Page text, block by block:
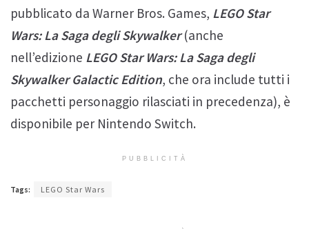
pubblicato da Warner Bros. Games, LEGO Star
Wars: La Saga degli Skywalker(anche
nell’edizione LEGO Star Wars: La Saga degli
Skywalker Galactic Edition, che ora include tutti i
pacchetti personaggio rilasciati in precedenza), è
disponibile per Nintendo Switch.
PUBBLICITÀ
Tags: LEGO Star Wars